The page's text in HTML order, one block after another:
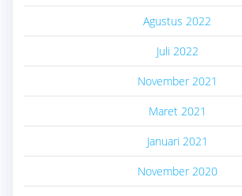
Agustus 2022
Juli 2022
November 2021
Maret 2021
Januari 2021
November 2020